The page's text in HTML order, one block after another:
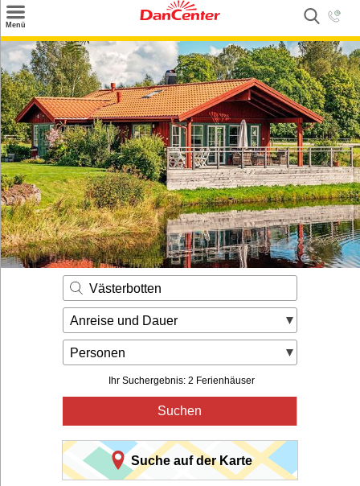
Menü
Suchen
Urlaubsziele
Weitere Urlaubsziele
Angebote
Inspiration
Kontakt
Gut zu wissen
Login
Västerbotten
Anreise und Dauer
Personen
Ihr Suchergebnis: 2 Ferienhäuser
Suchen
Suche auf der Karte